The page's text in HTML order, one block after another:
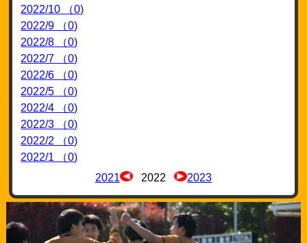
2022/10 （0)
2022/9 （0)
2022/8 （0)
2022/7 （0)
2022/6 （0)
2022/5 （0)
2022/4 （0)
2022/3 （0)
2022/2 （0)
2022/1 （0)
2021
2022 2023